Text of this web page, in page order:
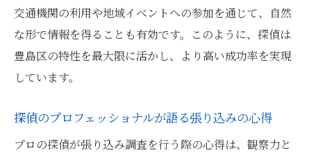
探偵が語る豊島区特有の張り込みの知識
都市探偵の張り込み調査における秘密とは
探偵が明かす豊島区での張り込みの舞台裏
裏側
探偵が活用する観察力の技術と方法
交通機関の利用や地域イベントへの参加を通じて、自然
な形で情報を得ることも有効です。このように、探偵は
豊島区の特性を最大限に活かし、より高い成功率を実現
しています。
探偵のプロフェッショナルが語る張り込みの心得
プロの探偵が張り込み調査を行う際の心得は、観察力と